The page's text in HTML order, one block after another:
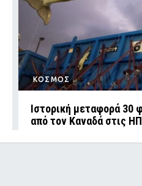
ΚΟΣΜΟΣ
Ιστορική μεταφορά 30
από τον Καναδά στις